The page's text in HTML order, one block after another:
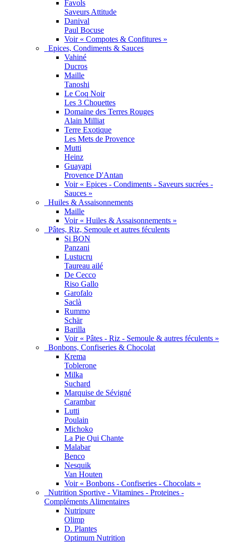
Favols
Saveurs Attitude
Danival
Paul Bocuse
Voir « Compotes & Confitures »
Epices, Condiments & Sauces
Vahiné
Ducros
Maille
Tanoshi
Le Coq Noir
Les 3 Chouettes
Domaine des Terres Rouges
Alain Milliat
Terre Exotique
Les Mets de Provence
Mutti
Heinz
Guayapi
Provence D'Antan
Voir « Epices - Condiments - Saveurs sucrées -
Sauces »
Huiles & Assaisonnements
Maille
Voir « Huiles & Assaisonnements »
Pâtes, Riz, Semoule et autres féculents
Si BON
Panzani
Lustucru
Taureau ailé
De Cecco
Riso Gallo
Garofalo
Saclà
Rummo
Schär
Barilla
Voir « Pâtes - Riz - Semoule & autres féculents »
Bonbons, Confiseries & Chocolat
Krema
Toblerone
Milka
Suchard
Marquise de Sévigné
Carambar
Lutti
Poulain
Michoko
La Pie Qui Chante
Malabar
Benco
Nesquik
Van Houten
Voir « Bonbons - Confiseries - Chocolats »
Nutrition Sportive - Vitamines - Proteines -
Compléments Alimentaires
Nutripure
Olimp
D. Plantes
Optimum Nutrition